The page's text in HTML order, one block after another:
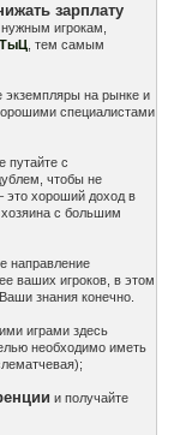
зарплату
игрокам,
ТыЦ, тем самым
экземпляры на рынке и
специалистами
путайте с
чтобы не
это хороший доход в
с большим
направление
ваших игроков, в этом
знания конечно.
играми здесь
необходимо иметь
и получайте